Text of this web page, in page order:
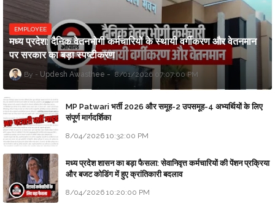
EMPLOYEE
मध्य प्रदेश: दैनिक वेतनभोगी कर्मचारियों के स्थायी वर्गीकरण और वेतनमान
पर सरकार का बड़ा स्पष्टीकरण
Updesh Awasthee 8/01/2026 07:07:00 PM
MP Patwari भर्ती 2026 और समूह-2 उपसमूह-4 अभ्यर्थियों के लिए
संपूर्ण मार्गदर्शिका
8/04/2026 10:32:00 PM
मध्य प्रदेश शासन का बड़ा फैसला: सेवानिवृत्त कर्मचारियों की पेंशन प्रक्रिया
और बजट कोडिंग में हुए क्रांतिकारी बदलाव
8/04/2026 10:20:00 PM